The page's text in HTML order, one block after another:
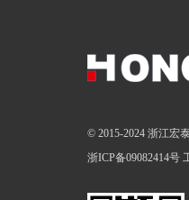
© 2015-2024 浙江宏
浙ICP备09082414号